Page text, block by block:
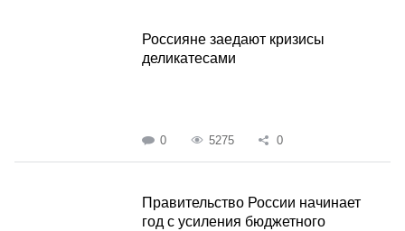
Россияне заедают кризисы
деликатесами
0 5275 0
Правительство России начинает
год с усиления бюджетного